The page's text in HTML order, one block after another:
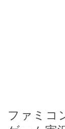
ファミコ